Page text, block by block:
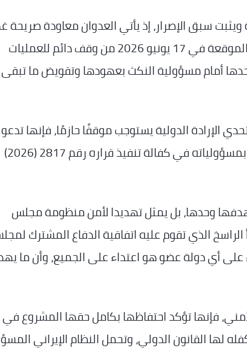
سبق الإصرار، إذ يأتي العدوان معاودة صريحة
ما التزمت به طهران بموجب مذكرة تفاهم إسلام آباد الموقعة في 17 يونيو 2026 من وقف دائم للعمليات
أمام مسؤولية النكث بعهودها وتقويض ما
الإرادة الدولية يستوجب موقفًا حازمًا، فإنها تدعو
مجلس الأمن الدولي إلى عقد جلسة عاجلة والاضطلاع بمسؤولياته في كفالة تنفيذ قراره رقم 2817 (2026)
وحدها، بل يمثل تهديدا لأمن منظومة مجلس
الراسخ الذي تقوم عليه اتفاقية الدفاع المشترك
على أي دولة عضو هو اعتداء على الجميع، وأن ما
فإنها تؤكد احتفاظها بكامل حقها المشروع في
لها القانون الدولي، وتحمل النظام الإيراني